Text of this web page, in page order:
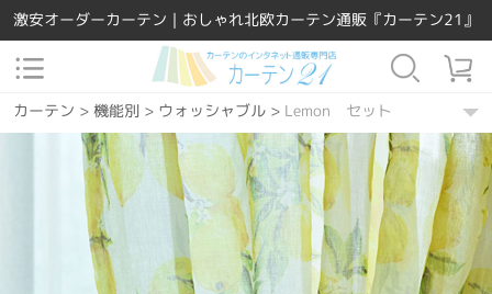
激安オーダーカーテン｜おしゃれ北欧カーテン通販『カーテン21』
カーテン > 機能別> ウォッシャブル> Lemon セット
カーテン
>素材>ポリエステル>Lemon セット
>場所で選ぶ > リビング>Lemon セット
> 場所で選ぶ>寝室 >Lemon セット
> 場所で選ぶ >ダイニング・キッチン > Lemon セット
>デザインテイスト 洋風 > Lemon セット
デザインテイスト> エレガント >Lemon セット